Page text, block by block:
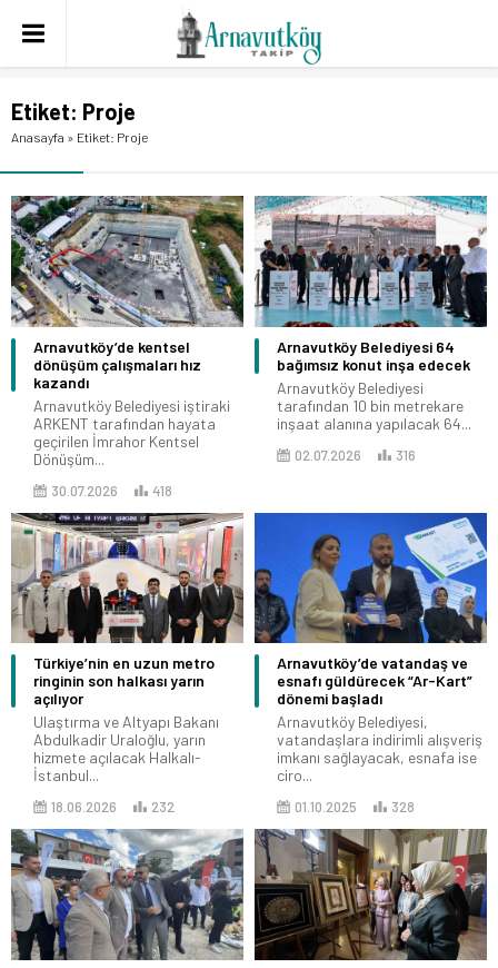
Etiket: Proje
Anasayfa » Etiket: Proje
Arnavutköy’de kentsel
dönüşüm çalışmaları hız
kazandı
Arnavutköy Belediyesi iştiraki
ARKENT tarafından hayata
geçirilen İmrahor Kentsel
Dönüşüm...
30.07.2026 418
Arnavutköy Belediyesi 64
bağımsız konut inşa edecek
Arnavutköy Belediyesi
tarafından 10 bin metrekare
inşaat alanına yapılacak 64...
02.07.2026 316
Türkiye’nin en uzun metro
ringinin son halkası yarın
açılıyor
Ulaştırma ve Altyapı Bakanı
Abdulkadir Uraloğlu, yarın
hizmete açılacak Halkalı-
İstanbul...
18.06.2026 232
Arnavutköy’de vatandaş ve
esnafı güldürecek “Ar-Kart”
dönemi başladı
Arnavutköy Belediyesi,
vatandaşlara indirimli alışveriş
imkanı sağlayacak, esnafa ise
ciro...
01.10.2025 328